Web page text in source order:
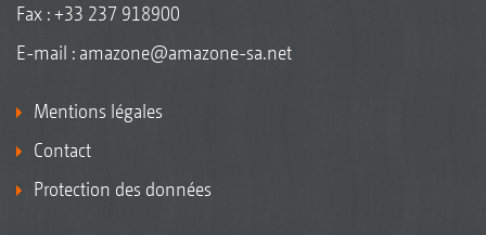
Fax : +33 237 918900
E-mail : amazone@amazone-sa.net
Mentions légales
Contact
Protection des données